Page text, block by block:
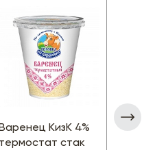
КизК 4%
термостат стак